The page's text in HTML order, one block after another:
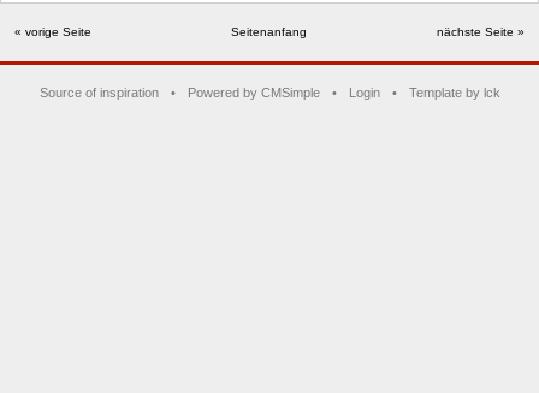
« vorige Seite Seitenanfang nächste Seite »
Source of inspiration • Powered by CMSimple • Login • Template by lck